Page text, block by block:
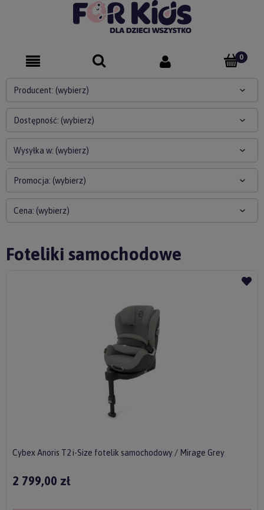
Producent: (wybierz)
Dostępność: (wybierz)
Wysyłka w: (wybierz)
Cena: (wybierz)
Promocja: (wybierz)
Foteliki samochodowe
Cybex Anoris T2 i-Size fotelik samochodowy / Mirage Grey
2 799,00 zł